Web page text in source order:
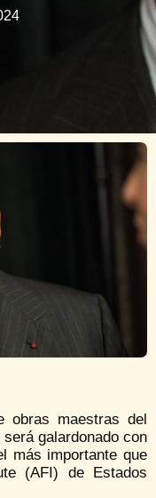
obras maestras del
galardonado con
más importante que
(AFI) de Estados